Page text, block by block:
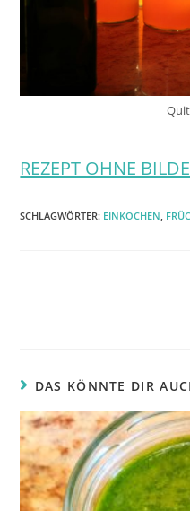
REZEPT OHNE
SCHLAGWÖRTER: EINKOCHEN
DAS KÖNNTE DIR